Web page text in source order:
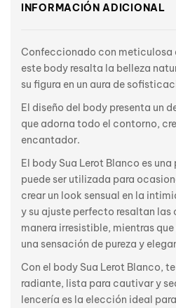
INFORMACIÓN ADICIONAL
Confeccionado con meticulosa
este body resalta la belleza
su figura en un aura de
El diseño del body presenta un
que adorna todo el contorno,
encantador.
El body Sua Lerot Blanco es
puede ser utilizada para
crear un look sensual en la
y su ajuste perfecto resaltan las
manera irresistible, mientras
una sensación de pureza y
Con el body Sua Lerot Blanco,
radiante, lista para cautivar y
lencería es la elección ideal